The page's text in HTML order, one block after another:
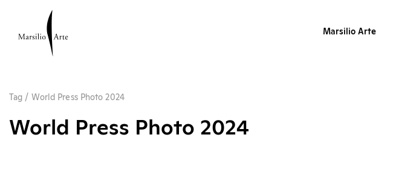
Marsilio Arte
Tag / World Press Photo 2024
World Press Photo 2024